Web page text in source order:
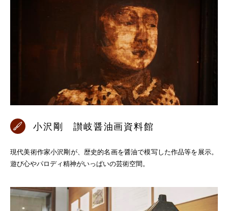
小沢剛 讃岐醤油画資料館
現代美術作家小沢剛が、歴史的名画を醤油で模写した作品等を展示。
遊び心やパロディ精神がいっぱいの芸術空間。